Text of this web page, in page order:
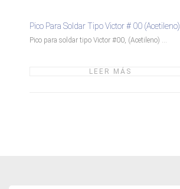
Pico Para Soldar Tipo Victor # 00 (Acetileno)
Pico para soldar tipo Victor #00, (Acetileno) ...
LEER MÁS